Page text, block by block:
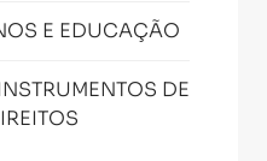
E EDUCAÇÃO
DE